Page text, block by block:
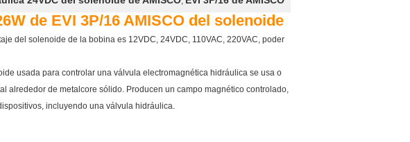
de EVI 3P/16 AMISCO del solenoide
del solenoide de la bobina es 12VDC, 24VDC, 110VAC, 220VAC, poder
usada para controlar una válvula electromagnética hidráulica se usa o
alrededor de metalcore sólido. Producen un campo magnético controlado,
incluyendo una válvula hidráulica.